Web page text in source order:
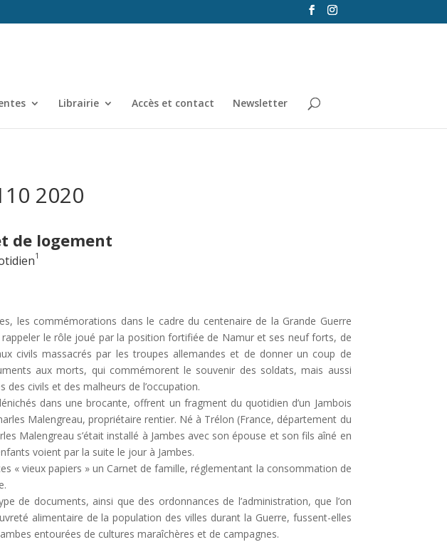
Librairie Accès et contact Newsletter
2020
de logement
1
les commémorations dans le cadre du centenaire de la Grande Guerre
rappeler le rôle joué par la position fortifiée de Namur et ses neuf forts, de
civils massacrés par les troupes allemandes et de donner un coup de
aux morts, qui commémorent le souvenir des soldats, mais aussi
des civils et des malheurs de l’occupation.
dans une brocante, offrent un fragment du quotidien d’un Jambois
Malengreau, propriétaire rentier. Né à Trélon (France, département du
Malengreau s’était installé à Jambes avec son épouse et son fils aîné en
voient par la suite le jour à Jambes.
« vieux papiers » un Carnet de famille, réglementant la consommation de
de documents, ainsi que des ordonnances de l’administration, que l’on
alimentaire de la population des villes durant la Guerre, fussent-elles
entourées de cultures maraîchères et de campagnes.